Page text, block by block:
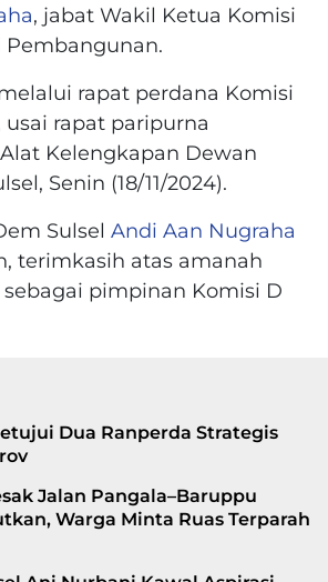
, jabat Wakil Ketua Komisi
rapat perdana Komisi
usai rapat paripurna
Kelengkapan Dewan
Senin (18/11/2024).
Sulsel Andi Aan Nugraha
terimkasih atas amanah
pimpinan Komisi D
Dua Ranperda Strategis
Jalan Pangala–Baruppu
Warga Minta Ruas Terparah